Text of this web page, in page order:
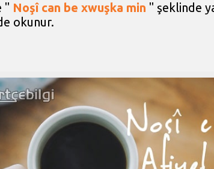
" Noşî can be xwuşka min " şeklinde
okunur.